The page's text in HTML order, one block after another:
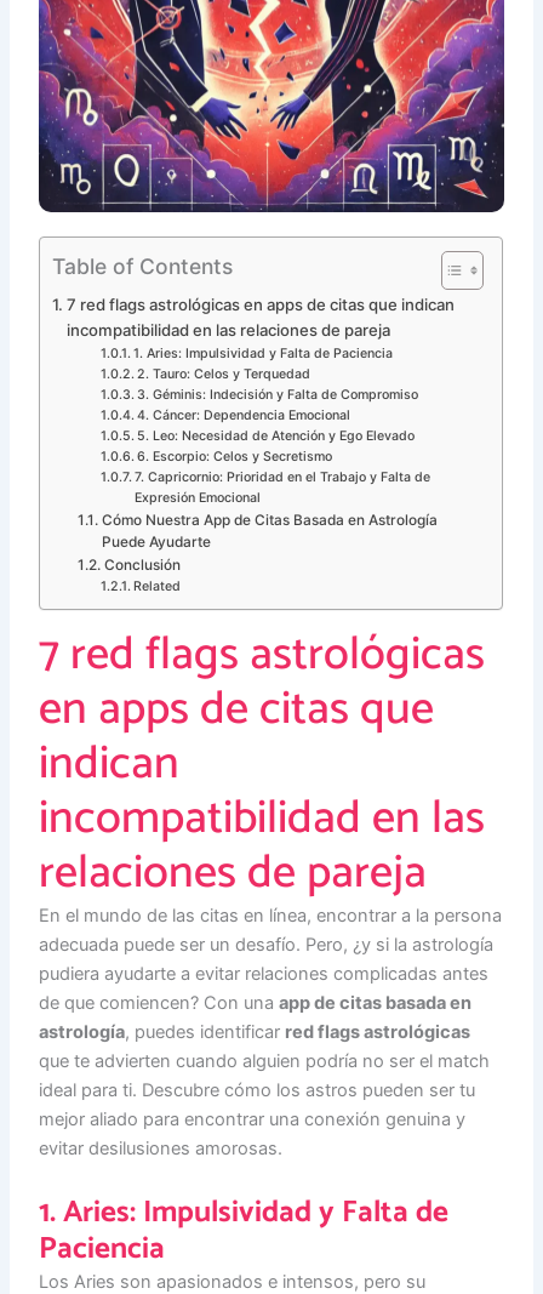
Table of Contents
7 red flags astrológicas en apps de citas que indican
incompatibilidad en las relaciones de pareja
1. Aries: Impulsividad y Falta de Paciencia
2. Tauro: Celos y Terquedad
3. Géminis: Indecisión y Falta de Compromiso
4. Cáncer: Dependencia Emocional
5. Leo: Necesidad de Atención y Ego Elevado
6. Escorpio: Celos y Secretismo
7. Capricornio: Prioridad en el Trabajo y Falta de
Expresión Emocional
Cómo Nuestra App de Citas Basada en Astrología
Puede Ayudarte
Conclusión
Related
7 red flags astrológicas
en apps de citas que
indican
incompatibilidad en las
relaciones de pareja
En el mundo de las citas en línea, encontrar a la persona
adecuada puede ser un desafío. Pero, ¿y si la astrología
pudiera ayudarte a evitar relaciones complicadas antes
de que comiencen? Con unaapp de citas basada en
astrología, puedes identificar red flags astrológicas
que te advierten cuando alguien podría no ser el match
ideal para ti. Descubre cómo los astros pueden ser tu
mejor aliado para encontrar una conexión genuina y
evitar desilusiones amorosas.
1. Aries: Impulsividad y Falta de
Paciencia
Los Aries son apasionados e intensos, pero su